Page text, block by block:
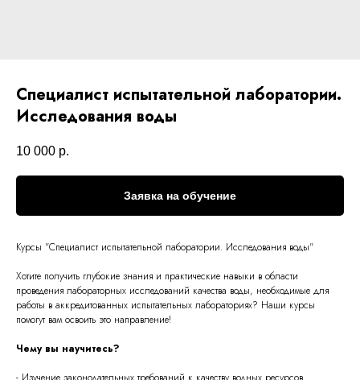
Специалист испытательной лаборатории.
Исследования воды
10 000 р.
Заявка на обучение
Курсы "Специалист испытательной лаборатории. Исследования воды"
Хотите получить глубокие знания и практические навыки в области
проведения лабораторных исследований качества воды, необходимые для
работы в аккредитованных испытательных лабораториях? Наши курсы
помогут вам освоить это направление!
Чему вы научитесь?